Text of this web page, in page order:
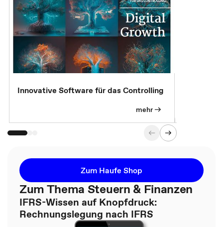
Innovative Software für das Controlling
mehr
Zum Haufe Shop
Zum Thema Steuern & Finanzen
IFRS-Wissen auf Knopfdruck:
Rechnungslegung nach IFRS